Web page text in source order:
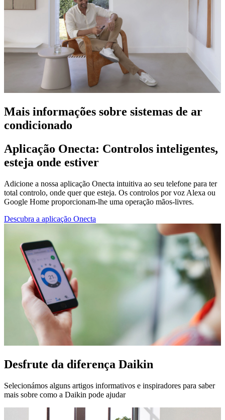
Mais informações sobre sistemas de ar
condicionado
Aplicação Onecta: Controlos inteligentes,
esteja onde estiver
Adicione a nossa aplicação Onecta intuitiva ao seu telefone para ter
total controlo, onde quer que esteja. Os controlos por voz Alexa ou
Google Home proporcionam-lhe uma operação mãos-livres.
Descubra a aplicação Onecta
Desfrute da diferença Daikin
Selecionámos alguns artigos informativos e inspiradores para saber
mais sobre como a Daikin pode ajudar